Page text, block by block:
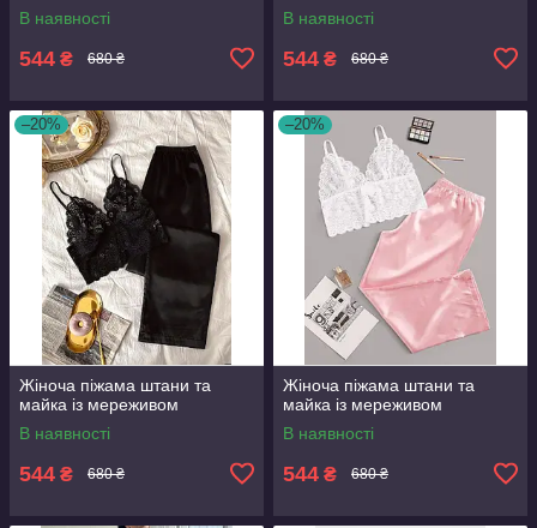
В наявності
544 ₴ 680 ₴
В наявності
544 ₴ 680 ₴
–20%
Жіноча піжама штани та
майка із мереживом
В наявності
544 ₴ 680 ₴
–20%
Жіноча піжама штани та
майка із мереживом
В наявності
544 ₴ 680 ₴